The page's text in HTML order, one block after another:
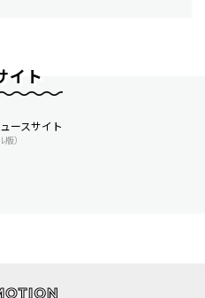
イト
ースサイト
）